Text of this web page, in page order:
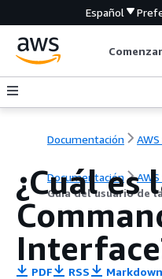
Español
Comenzar
Documentación
Documentación
Guía del usuario de
¿Cuál es
PDF RSS Markdown